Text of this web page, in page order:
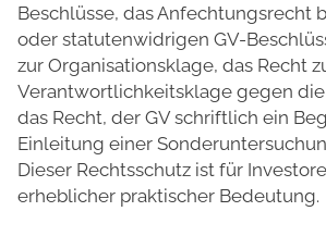
Beschlüsse, das Anfechtungsrecht
oder statutenwidrigen GV-
zur Organisationsklage, das Recht
Verantwortlichkeitsklage gegen
das Recht, der GV schriftlich ein
Einleitung einer
Dieser Rechtsschutz ist für
erheblicher praktischer Bedeutung.